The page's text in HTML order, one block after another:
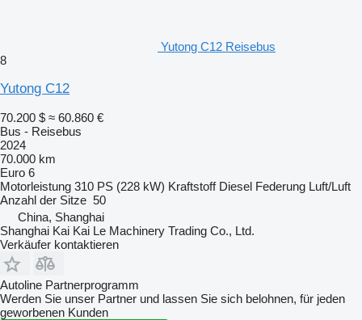
Yutong C12 Reisebus
8
Yutong C12
70.200 $ ≈ 60.860 €
Bus - Reisebus
2024
70.000 km
Euro 6
Motorleistung 310 PS (228 kW) Kraftstoff Diesel Federung Luft/Luft
Anzahl der Sitze 50
China, Shanghai
Shanghai Kai Kai Le Machinery Trading Co., Ltd.
Verkäufer kontaktieren
Autoline Partnerprogramm
Werden Sie unser Partner und lassen Sie sich belohnen, für jeden
geworbenen Kunden